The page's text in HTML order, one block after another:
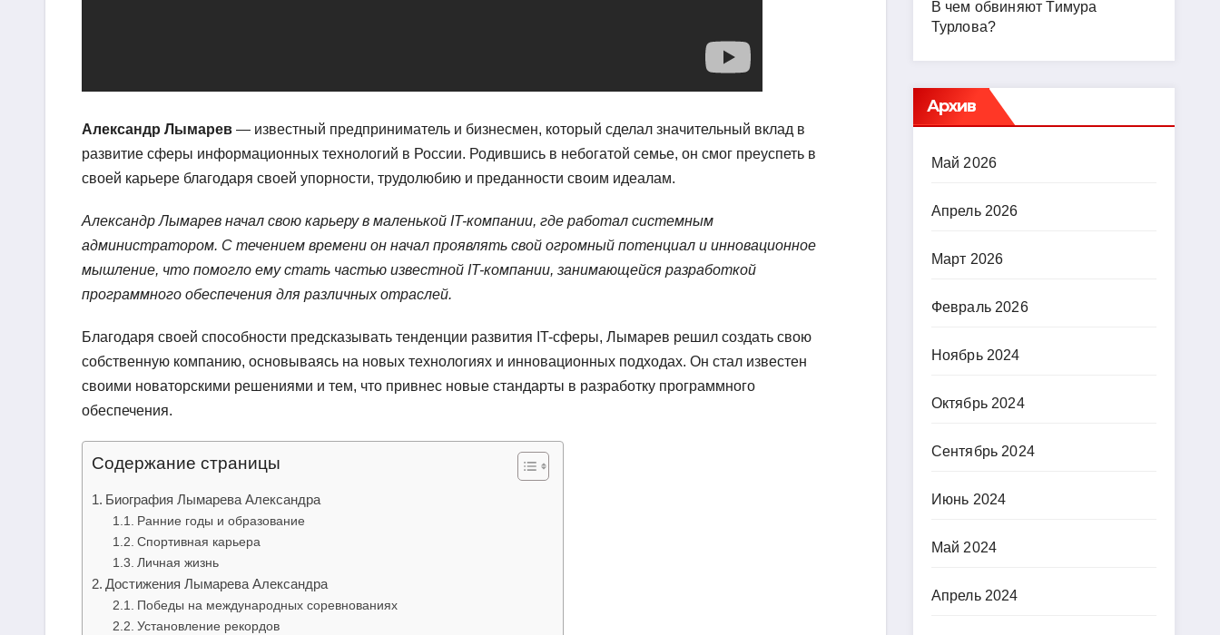
Александр Лымарев — известный предприниматель и бизнесмен, который сделал значительный вклад в
развитие сферы информационных технологий в России. Родившись в небогатой семье, он смог преуспеть в
своей карьере благодаря своей упорности, трудолюбию и преданности своим идеалам.
Александр Лымарев начал свою карьеру в маленькой IT-компании, где работал системным
администратором. С течением времени он начал проявлять свой огромный потенциал и инновационное
мышление, что помогло ему стать частью известной IT-компании, занимающейся разработкой
программного обеспечения для различных отраслей.
Благодаря своей способности предсказывать тенденции развития IT-сферы, Лымарев решил создать свою
собственную компанию, основываясь на новых технологиях и инновационных подходах. Он стал известен
своими новаторскими решениями и тем, что привнес новые стандарты в разработку программного
обеспечения.
Содержание страницы
Биография Лымарева Александра
Ранние годы и образование
Спортивная карьера
Личная жизнь
Достижения Лымарева Александра
Победы на международных соревнованиях
Установление рекордов
В чем обвиняют Тимура
Турлова?
Архив
Май 2026
Апрель 2026
Март 2026
Февраль 2026
Ноябрь 2024
Октябрь 2024
Сентябрь 2024
Июнь 2024
Май 2024
Апрель 2024